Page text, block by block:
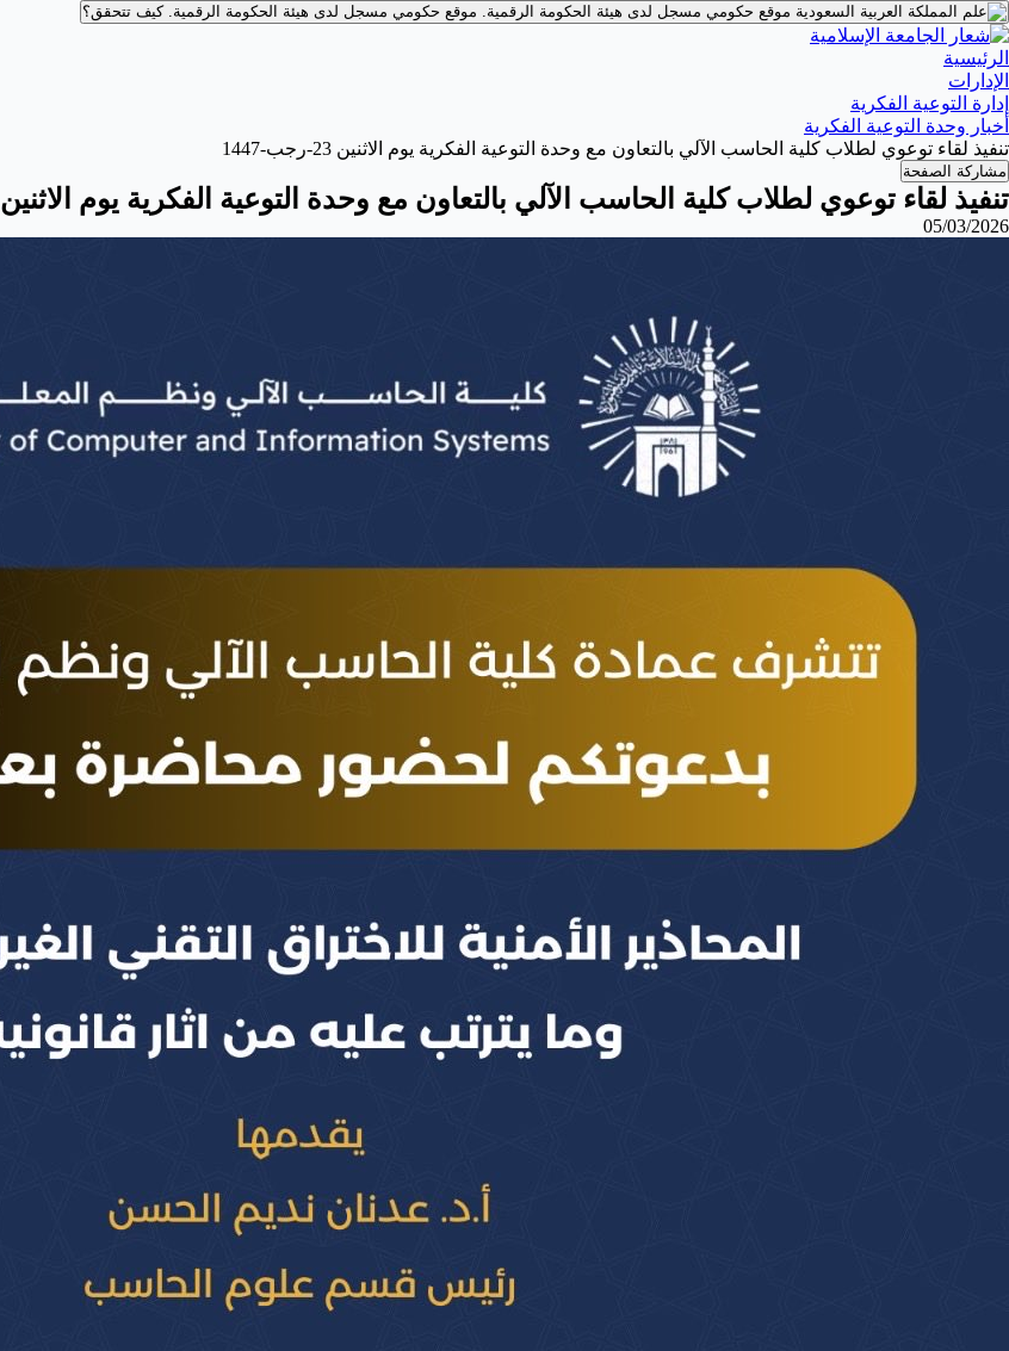
موقع حكومي مسجل لدى هيئة الحكومة الرقمية. موقع حكومي مسجل لدى هيئة الحكومة الرقمية.كيف تتحقق؟
الرئيسية
الإدارات
إدارة التوعية الفكرية
أخبار وحدة التوعية الفكرية
تنفيذ لقاء توعوي لطلاب كلية الحاسب الآلي بالتعاون مع وحدة التوعية الفكرية يوم الاثنين 23-رجب-1447
مشاركة الصفحة
تنفيذ لقاء توعوي لطلاب كلية الحاسب الآلي بالتعاون مع وحدة التوعية الفكرية يوم الاثنين 23-رجب-1447
05/03/2026